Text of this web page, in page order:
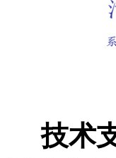
技术